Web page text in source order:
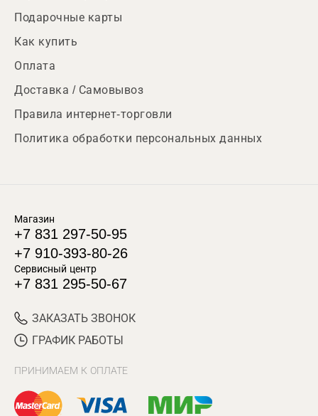
Подарочные карты
Как купить
Оплата
Доставка / Самовывоз
Правила интернет-торговли
Политика обработки персональных данных
Магазин
+7 831 297-50-95
+7 910-393-80-26
Сервисный центр
+7 831 295-50-67
ЗАКАЗАТЬ ЗВОНОК
ГРАФИК РАБОТЫ
ПРИНИМАЕМ К ОПЛАТЕ